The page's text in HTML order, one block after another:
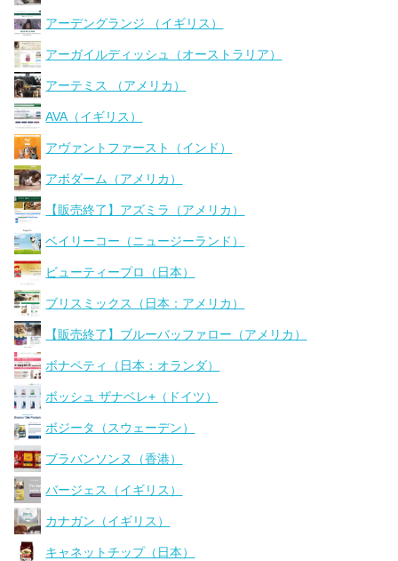
アーデングランジ （イギリス）
アーガイルディッシュ（オーストラリア）
アーテミス （アメリカ）
AVA（イギリス）
アヴァントファースト（インド）
アボダーム（アメリカ）
【販売終了】アズミラ（アメリカ）
ベイリーコー（ニュージーランド）
ビューティープロ（日本）
ブリスミックス（日本：アメリカ）
【販売終了】ブルーバッファロー（アメリカ）
ボナペティ（日本：オランダ）
ボッシュ ザナベレ+（ドイツ）
ボジータ（スウェーデン）
ブラバンソンヌ（香港）
バージェス（イギリス）
カナガン（イギリス）
キャネットチップ（日本）